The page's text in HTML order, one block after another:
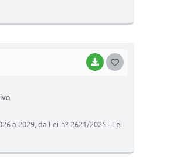
BAIXAR
I
a 2029, da Lei nº 2621/2025 - Lei